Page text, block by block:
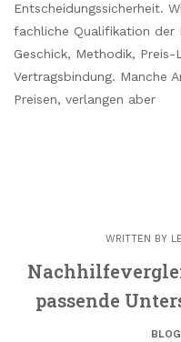
Entscheidungssicherheit.
fachliche Qualifikation der
Geschick, Methodik,
Vertragsbindung. Manche
Preisen, verlangen aber
WRITTEN BY
passende